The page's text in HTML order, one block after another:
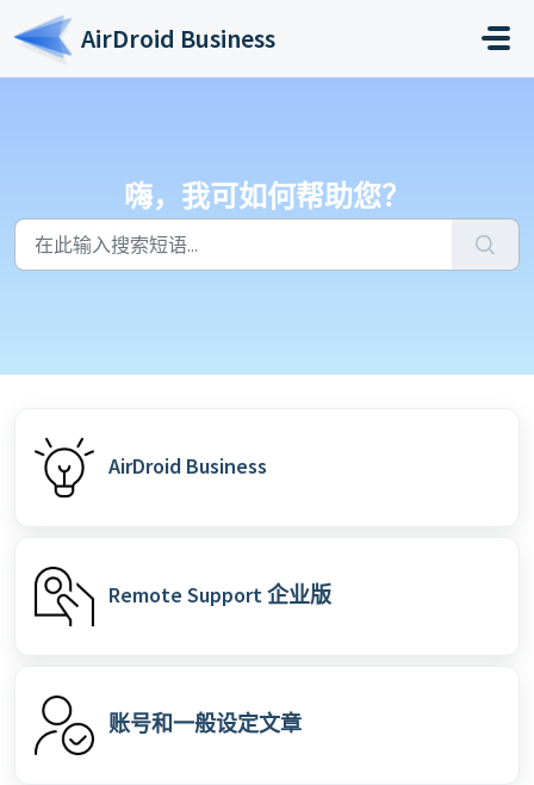
跳过至主要内容
AirDroid Business
嗨，我可如何帮助您？
AirDroid Business
Remote Support 企业版
账号和一般设定文章